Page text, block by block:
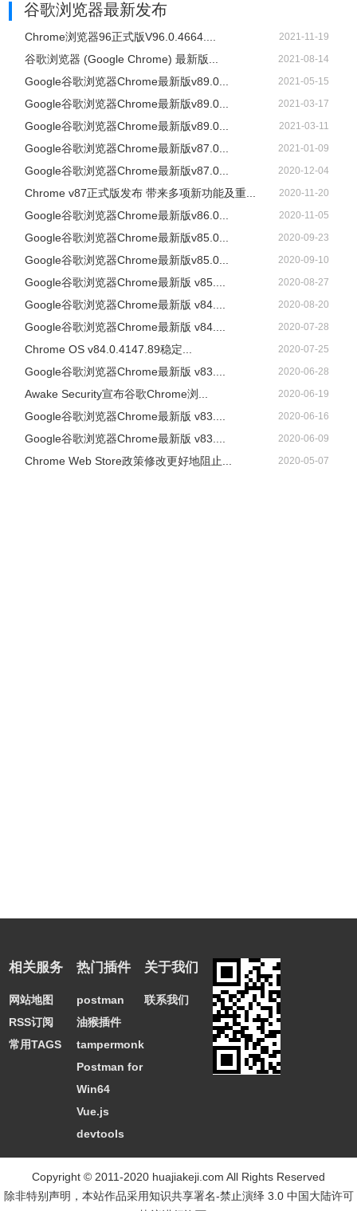
谷歌浏览器最新发布
Chrome浏览器96正式版V96.0.4664.... 2021-11-19
谷歌浏览器 (Google Chrome) 最新版... 2021-08-14
Google谷歌浏览器Chrome最新版v89.0... 2021-05-15
Google谷歌浏览器Chrome最新版v89.0... 2021-03-17
Google谷歌浏览器Chrome最新版v89.0... 2021-03-11
Google谷歌浏览器Chrome最新版v87.0... 2021-01-09
Google谷歌浏览器Chrome最新版v87.0... 2020-12-04
Chrome v87正式版发布 带来多项新功能及重... 2020-11-20
Google谷歌浏览器Chrome最新版v86.0... 2020-11-05
Google谷歌浏览器Chrome最新版v85.0... 2020-09-23
Google谷歌浏览器Chrome最新版v85.0... 2020-09-10
Google谷歌浏览器Chrome最新版 v85.... 2020-08-27
Google谷歌浏览器Chrome最新版 v84.... 2020-08-20
Google谷歌浏览器Chrome最新版 v84.... 2020-07-28
Chrome OS v84.0.4147.89稳定... 2020-07-25
Google谷歌浏览器Chrome最新版 v83.... 2020-06-28
Awake Security宣布谷歌Chrome浏... 2020-06-19
Google谷歌浏览器Chrome最新版 v83.... 2020-06-16
Google谷歌浏览器Chrome最新版 v83.... 2020-06-09
Chrome Web Store政策修改更好地阻止... 2020-05-07
相关服务
网站地图
RSS订阅
常用TAGS
热门插件
postman
油猴插件
tampermonkey
Postman for
Win64
Vue.js
devtools
关于我们
联系我们
Copyright © 2011-2020 huajiakeji.com All Rights Reserved
除非特别声明，本站作品采用知识共享署名-禁止演绎 3.0 中国大陆许可